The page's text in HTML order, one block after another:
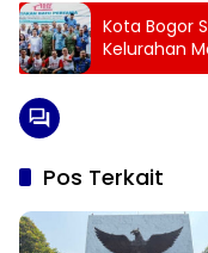
Kota Bogor
Kelurahan
Pos Terkait